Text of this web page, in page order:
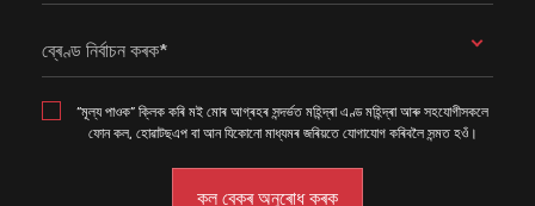
ব্ৰেণ্ড নিৰ্বাচন কৰক*
“মূল্য পাওক” ক্লিক কৰি মই মোৰ আগ্ৰহৰ সন্দৰ্ভত মহিন্দ্ৰা এণ্ড মহিন্দ্ৰা আৰু সহযোগীসকলে
ফোন কল, হোৱাটছএপ বা আন যিকোনো মাধ্যমৰ জৰিয়তে যোগাযোগ কৰিবলৈ সন্মত হওঁ।